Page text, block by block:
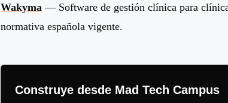
Wakyma — Software de gestión clínica para
normativa española vigente.
Construye desde Mad Tech Campus